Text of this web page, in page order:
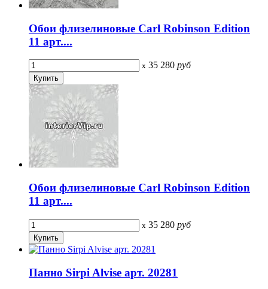
Обои флизелиновые Carl Robinson Edition
11 арт....
x 35 280 руб
Обои флизелиновые Carl Robinson Edition
11 арт....
x 35 280 руб
Панно Sirpi Alvise арт. 20281